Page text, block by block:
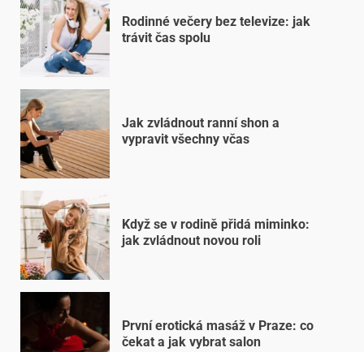
Rodinné večery bez televize: jak
trávit čas spolu
Jak zvládnout ranní shon a
vypravit všechny včas
Když se v rodině přidá miminko:
jak zvládnout novou roli
První erotická masáž v Praze: co
čekat a jak vybrat salon